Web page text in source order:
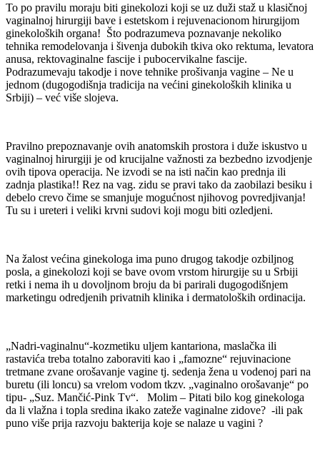
To po pravilu moraju biti ginekolozi koji se uz duži staž u klasičnoj
vaginalnoj hirurgiji bave i estetskom i rejuvenacionom hirurgijom
ginekoloških organa! Što podrazumeva poznavanje nekoliko
tehnika remodelovanja i šivenja dubokih tkiva oko rektuma, levatora
anusa, rektovaginalne fascije i pubocervikalne fascije.
Podrazumevaju takodje i nove tehnike prošivanja vagine – Ne u
jednom (dugogodišnja tradicija na većini ginekoloških klinika u
Srbiji) – već više slojeva.
Pravilno prepoznavanje ovih anatomskih prostora i duže iskustvo u
vaginalnoj hirurgiji je od krucijalne važnosti za bezbedno izvodjenje
ovih tipova operacija. Ne izvodi se na isti način kao prednja ili
zadnja plastika!! Rez na vag. zidu se pravi tako da zaobilazi besiku i
debelo crevo čime se smanjuje mogućnost njihovog povredjivanja!
Tu su i ureteri i veliki krvni sudovi koji mogu biti ozledjeni.
Na žalost većina ginekologa ima puno drugog takodje ozbiljnog
posla, a ginekolozi koji se bave ovom vrstom hirurgije su u Srbiji
retki i nema ih u dovoljnom broju da bi parirali dugogodišnjem
marketingu odredjenih privatnih klinika i dermatoloških ordinacija.
„Nadri-vaginalnu“-kozmetiku uljem kantariona, maslačka ili
rastavića treba totalno zaboraviti kao i „famozne“ rejuvinacione
tretmane zvane orošavanje vagine tj. sedenja žena u vodenoj pari na
buretu (ili loncu) sa vrelom vodom tkzv. „vaginalno orošavanje“ po
tipu- „Suz. Mančić-Pink Tv“. Molim – Pitati bilo kog ginekologa
da li vlažna i topla sredina ikako zateže vaginalne zidove? -ili pak
puno više prija razvoju bakterija koje se nalaze u vagini ?